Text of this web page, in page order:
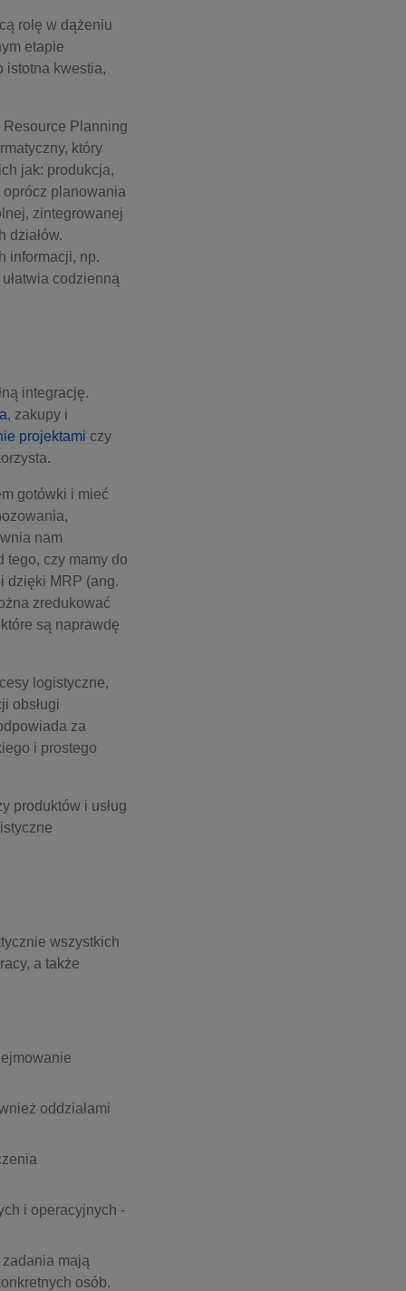
rolę w dążeniu
etapie
istotna kwestia,
Planning
który
jak: produkcja,
planowania
zintegrowanej
działów.
informacji, np.
codzienną
integrację.
, zakupy i
projektami czy
gotówki i mieć
nam
tego, czy mamy do
dzięki MRP (ang.
zredukować
są naprawdę
logistyczne,
obsługi
za
i prostego
produktów i usług
wszystkich
a także
oddziałami
i operacyjnych -
mają
osób.